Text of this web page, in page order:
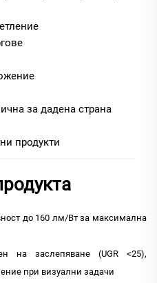
за дадена страна
продукти
до 160 лм/Вт за максимална
на заслепяване (UGR <25),
при визуални задачи